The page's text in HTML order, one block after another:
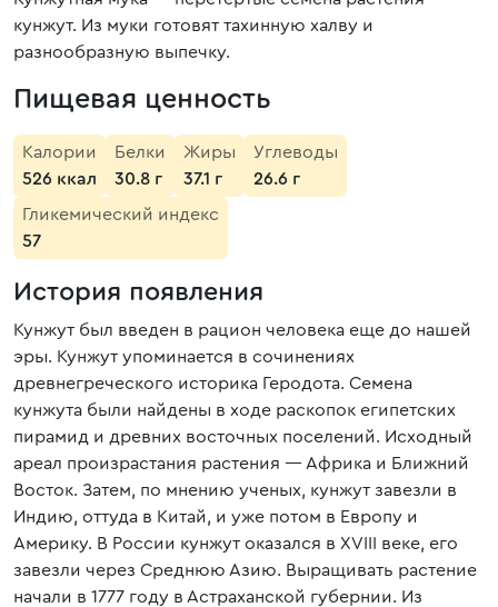
кунжут. Из муки готовят тахинную халву и
разнообразную выпечку.
Пищевая ценность
Калории
526 ккал
Белки
30.8 г
Жиры
37.1 г
Углеводы
26.6 г
Гликемический индекс
57
История появления
Кунжут был введен в рацион человека еще до нашей
эры. Кунжут упоминается в сочинениях
древнегреческого историка Геродота. Семена
кунжута были найдены в ходе раскопок египетских
пирамид и древних восточных поселений. Исходный
ареал произрастания растения — Африка и Ближний
Восток. Затем, по мнению ученых, кунжут завезли в
Индию, оттуда в Китай, и уже потом в Европу и
Америку. В России кунжут оказался в XVIII веке, его
завезли через Среднюю Азию. Выращивать растение
начали в 1777 году в Астраханской губернии. Из